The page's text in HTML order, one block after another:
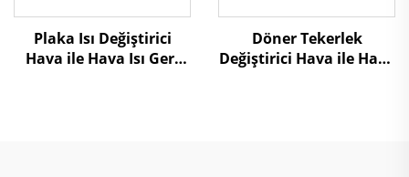
Plaka Isı Değiştirici
Hava ile Hava Isı Geri
Döner Tekerlek
Değiştirici Hava ile Hava